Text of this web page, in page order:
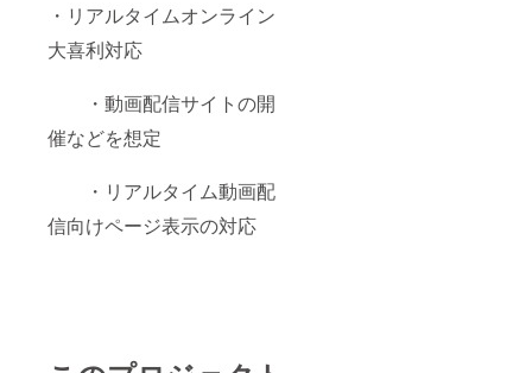
・リアルタイムオンライン
大喜利対応
・動画配信サイトの開
催などを想定
・リアルタイム動画配
信向けページ表示の対応